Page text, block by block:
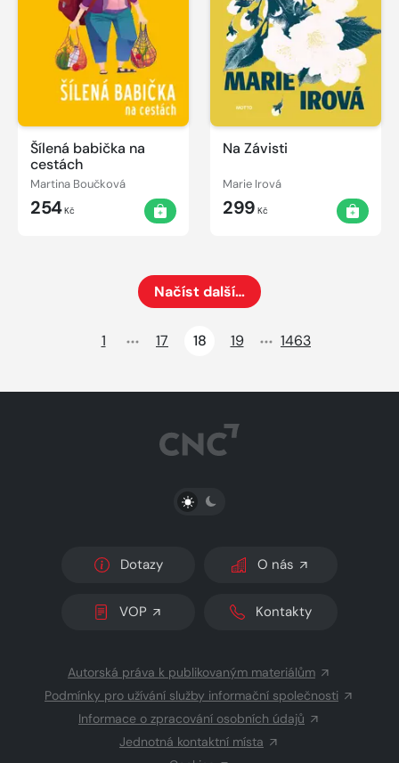
Šílená babička na
cestách
Martina Boučková
254Kč
Na Závisti
Marie Irová
299 Kč
Načíst další…
1
17 18 19 1463
PŘEPNOUT SVĚTLÝ/TMAVÝ REŽIM
Dotazy O nás
VOP Kontakty
Autorská práva k publikovaným materiálům
Podmínky pro užívání služby informační společnosti
Informace o zpracování osobních údajů
Jednotná kontaktní místa